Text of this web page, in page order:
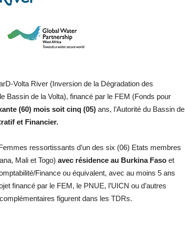
Volta River (Inversion de la Dégradation des
Bassin de la Volta), financé par le FEM (Fonds pour
(60) mois soit cinq (05) ans, l’Autorité du Bassin de
et Financier.
ressortissants d’un des six (06) Etats membres
Mali et Togo) avec résidence au Burkina Faso et
Finance ou équivalent, avec au moins 5 ans
financé par le FEM, le PNUE, l’UICN ou d’autres
figurent dans les TDRs.